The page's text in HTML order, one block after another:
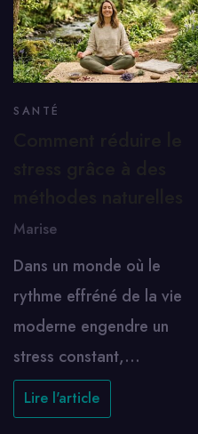
SANTÉ
Marise
Dans un monde où le
rythme effréné de la vie
moderne engendre un
stress constant,…
Lire l'article